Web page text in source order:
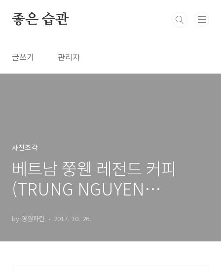
좋은 습관
글쓰기 관리자
사진조각
베트남 쭝웬 레전드 커피
(TRUNG NGUYEN
by 영원파란 2017. 10. 26.